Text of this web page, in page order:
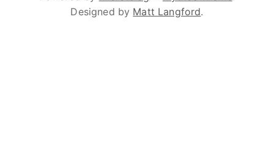
Designed by Matt Langford.